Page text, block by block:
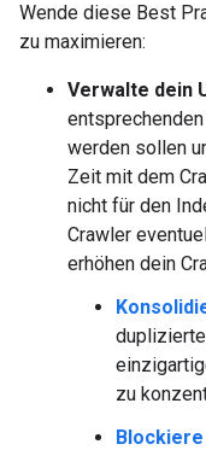
Wende diese Best
zu maximieren:
Verwalte dein
werden sollen
Zeit mit dem
nicht für den
Crawler
erhöhen dein
zu